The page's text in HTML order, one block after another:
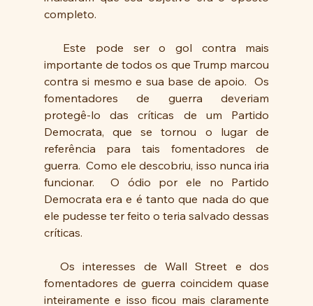
completo.
importante de todos os que Trump marcou
contra si mesmo e sua base de apoio.  Os
fomentadores de guerra deveriam
protegê-lo das críticas de um Partido
Democrata, que se tornou o lugar de
referência para tais fomentadores de
guerra.  Como ele descobriu, isso nunca iria
funcionar.  O ódio por ele no Partido
Democrata era e é tanto que nada do que
ele pudesse ter feito o teria salvado dessas
críticas.
fomentadores de guerra coincidem quase
inteiramente e isso ficou mais claramente